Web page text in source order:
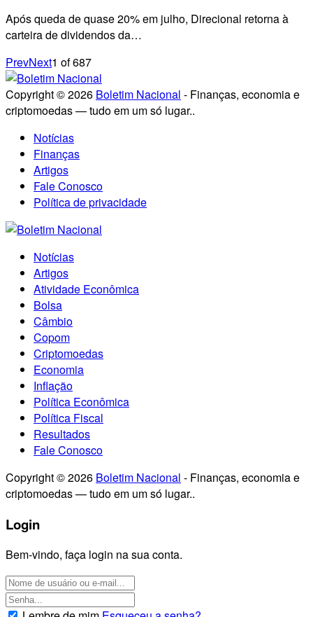
Após queda de quase 20% em julho, Direcional retorna à
carteira de dividendos da…
PrevNext1 of687
Copyright © 2026 Boletim Nacional - Finanças, economia e
criptomoedas — tudo em um só lugar..
Notícias
Finanças
Artigos
Fale Conosco
Política de privacidade
Notícias
Artigos
Atividade Econômica
Bolsa
Câmbio
Copom
Criptomoedas
Economia
Inflação
Política Econômica
Política Fiscal
Resultados
Fale Conosco
Copyright © 2026 Boletim Nacional - Finanças, economia e
criptomoedas — tudo em um só lugar..
Login
Bem-vindo, faça login na sua conta.